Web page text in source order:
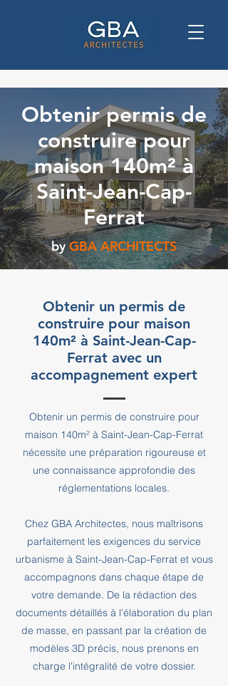
Obtenir permis de
construire pour
maison 140m² à
Saint-Jean-Cap-
Ferrat
by GBA ARCHITECTS
Obtenir un permis de
construire pour maison
140m² à Saint-Jean-Cap-
Ferrat avec un
accompagnement expert
Obtenir un permis de construire pour
maison 140m² à Saint-Jean-Cap-Ferrat
nécessite une préparation rigoureuse et
une connaissance approfondie des
réglementations locales.
Chez GBA Architectes, nous maîtrisons
parfaitement les exigences du service
urbanisme à Saint-Jean-Cap-Ferrat et vous
accompagnons dans chaque étape de
votre demande. De la rédaction des
documents détaillés à l'élaboration du plan
de masse, en passant par la création de
modèles 3D précis, nous prenons en
charge l'intégralité de votre dossier.